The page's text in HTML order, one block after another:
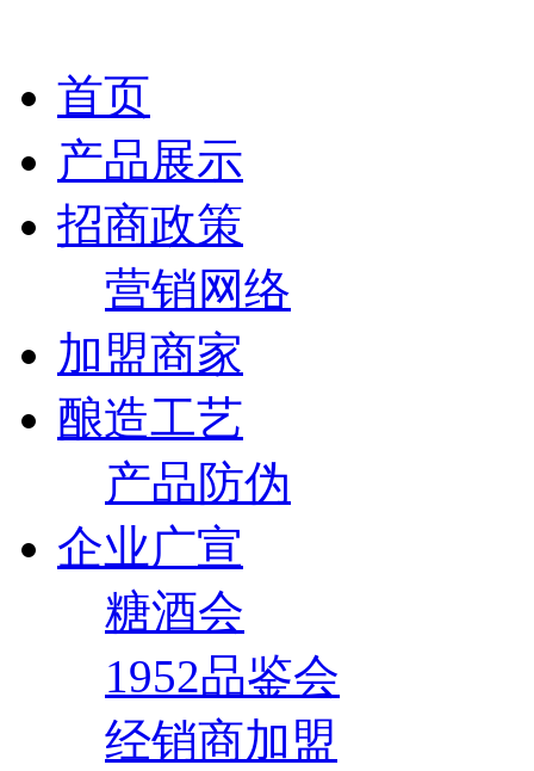
首页
产品展示
招商政策
营销网络
加盟商家
酿造工艺
产品防伪
企业广宣
糖酒会
1952品鉴会
经销商加盟